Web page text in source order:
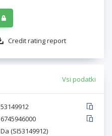
Credit rating report
Vsi podatki
53149912
6745946000
Da (SI53149912)